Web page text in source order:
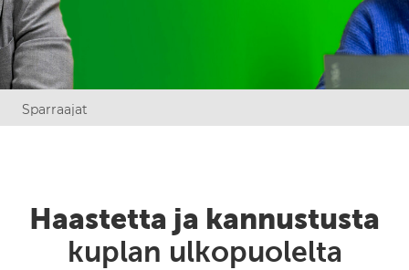
Sparraajat
Haastetta ja kannustusta
kuplan ulkopuolelta